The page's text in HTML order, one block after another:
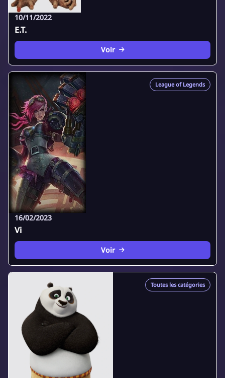
10/11/2022
E.T.
Voir
League of Legends
16/02/2023
Vi
Voir
Toutes les catégories